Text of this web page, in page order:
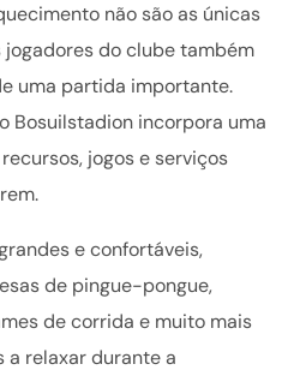
não são as únicas
do clube também
uma partida importante.
Bosuilstadion incorpora uma
jogos e serviços
e confortáveis,
de pingue-pongue,
de corrida e muito mais
a relaxar durante a